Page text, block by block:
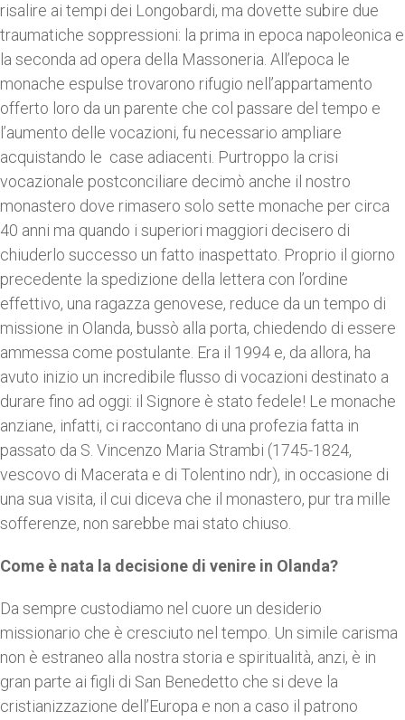
risalire ai tempi dei Longobardi, ma dovette subire due
traumatiche soppressioni: la prima in epoca napoleonica e
la seconda ad opera della Massoneria. All’epoca le
monache espulse trovarono rifugio nell’appartamento
offerto loro da un parente che col passare del tempo e
l’aumento delle vocazioni, fu necessario ampliare
acquistando le case adiacenti. Purtroppo la crisi
vocazionale postconciliare decimò anche il nostro
monastero dove rimasero solo sette monache per circa
40 anni ma quando i superiori maggiori decisero di
chiuderlo successo un fatto inaspettato. Proprio il giorno
precedente la spedizione della lettera con l’ordine
effettivo, una ragazza genovese, reduce da un tempo di
missione in Olanda, bussò alla porta, chiedendo di essere
ammessa come postulante. Era il 1994 e, da allora, ha
avuto inizio un incredibile flusso di vocazioni destinato a
durare fino ad oggi: il Signore è stato fedele! Le monache
anziane, infatti, ci raccontano di una profezia fatta in
passato da S. Vincenzo Maria Strambi (1745-1824,
vescovo di Macerata e di Tolentino ndr), in occasione di
una sua visita, il cui diceva che il monastero, pur tra mille
sofferenze, non sarebbe mai stato chiuso.
Come è nata la decisione di venire in Olanda?
Da sempre custodiamo nel cuore un desiderio
missionario che è cresciuto nel tempo. Un simile carisma
non è estraneo alla nostra storia e spiritualità, anzi, è in
gran parte ai figli di San Benedetto che si deve la
cristianizzazione dell’Europa e non a caso il patrono